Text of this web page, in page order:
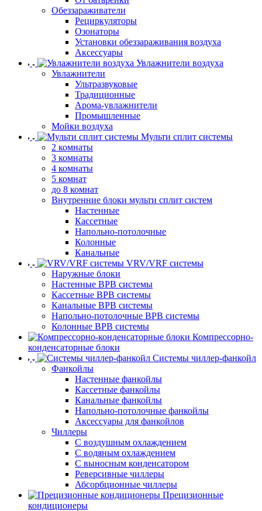
Обеззараживатели
Рециркуляторы
Озонаторы
Установки обеззараживания воздуха
Аксессуары
Увлажнители воздуха
Увлажнители
Ультразвуковые
Традиционные
Арома-увлажнители
Промышленные
Мойки воздуха
Мульти сплит системы
2 комнаты
3 комнаты
4 комнаты
5 комнат
до 8 комнат
Внутренние блоки мульти сплит систем
Настенные
Кассетные
Напольно-потолочные
Колонные
Канальные
VRV/VRF системы
Наружные блоки
Настенные ВРВ системы
Кассетные ВРВ системы
Канальные ВРВ системы
Напольно-потолочные ВРВ системы
Колонные ВРВ системы
Компрессорно-
конденсаторные блоки
Системы чиллер-фанкойл
Фанкойлы
Настенные фанкойлы
Кассетные фанкойлы
Канальные фанкойлы
Напольно-потолочные фанкойлы
Аксессуары для фанкойлов
Чиллеры
С воздушным охлаждением
С водяным охлаждением
С выносным конденсатором
Реверсивные чиллеры
Абсорбционные чиллеры
Прецизионные
кондиционеры